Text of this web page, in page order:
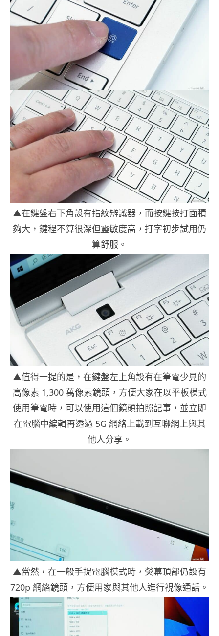
▲在鍵盤右下角設有指紋辨識器，而按鍵按打面積
夠大，鍵程不算很深但靈敏度高，打字初步試用仍
算舒服。
▲值得一提的是，在鍵盤左上角設有在筆電少見的
高像素 1,300 萬像素鏡頭，方便大家在以平板模式
使用筆電時，可以使用這個鏡頭拍照記事，並立即
在電腦中編輯再透過 5G 網絡上載到互聯網上與其
他人分享。
▲當然，在一般手提電腦模式時，熒幕頂部仍設有
720p 網絡鏡頭，方便用家與其他人進行視像通話。